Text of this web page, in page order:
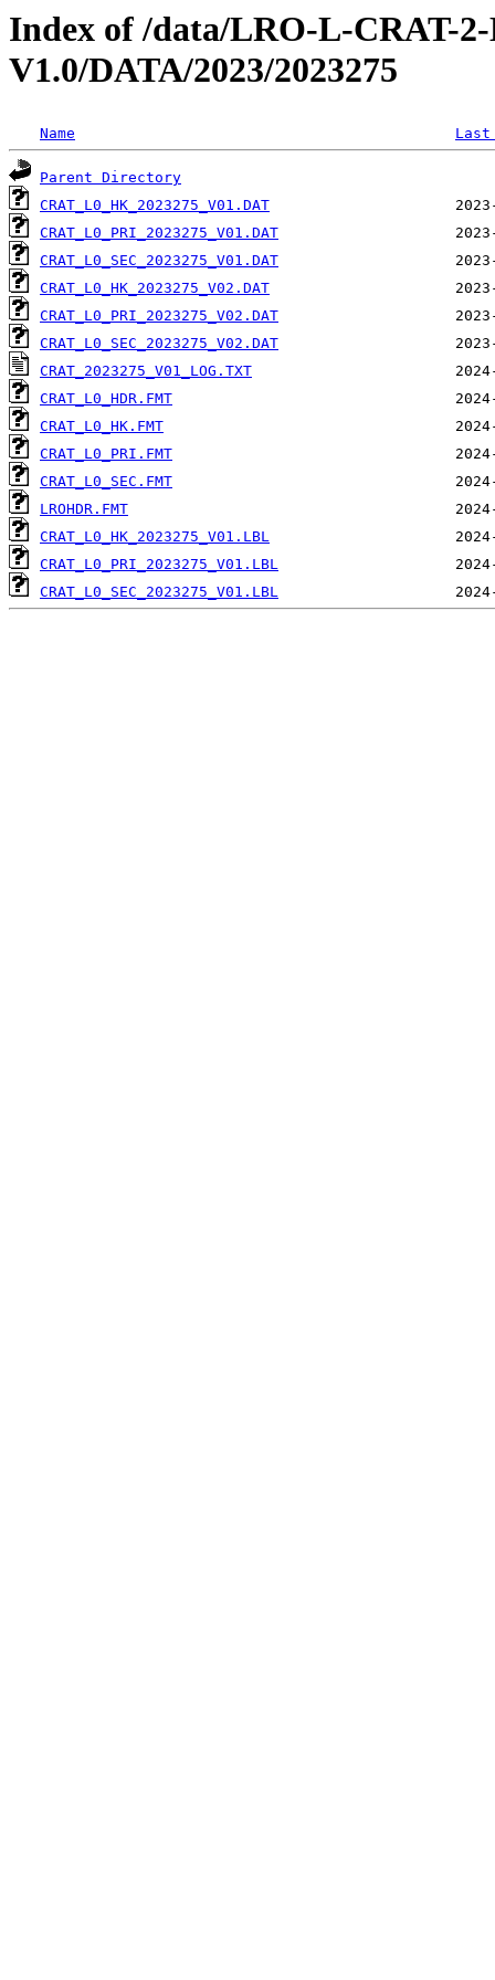
Index of /data/LRO-L-CRAT-
V1.0/DATA/2023/2023275
Name
Parent Directory
CRAT_L0_HK_2023275_V01.DAT
CRAT_L0_PRI_2023275_V01.DAT
CRAT_L0_SEC_2023275_V01.DAT
CRAT_L0_HK_2023275_V02.DAT
CRAT_L0_PRI_2023275_V02.DAT
CRAT_L0_SEC_2023275_V02.DAT
CRAT_2023275_V01_LOG.TXT
CRAT_L0_HDR.FMT
CRAT_L0_HK.FMT
CRAT_L0_PRI.FMT
CRAT_L0_SEC.FMT
LROHDR.FMT
CRAT_L0_HK_2023275_V01.LBL
CRAT_L0_PRI_2023275_V01.LBL
CRAT_L0_SEC_2023275_V01.LBL